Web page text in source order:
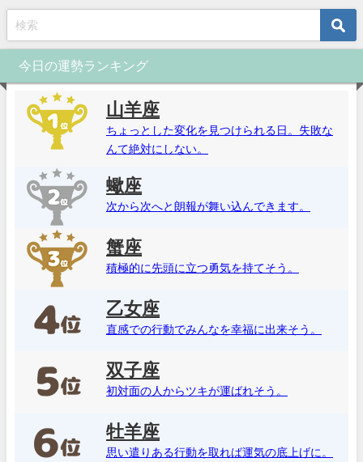
今日の運勢ランキング
山羊座
ちょっとした変化を見つけられる日。失敗な
んて絶対にしない。
蠍座
次から次へと朗報が舞い込んできます。
蟹座
積極的に先頭に立つ勇気を持てそう。
乙女座
直感での行動でみんなを幸福に出来そう。
双子座
初対面の人からツキが運ばれそう。
牡羊座
思い遣りある行動を取れば運気の底上げに。